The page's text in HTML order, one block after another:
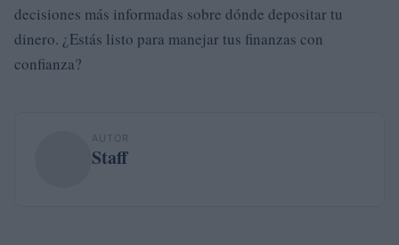
decisiones más informadas sobre dónde depositar tu
dinero. ¿Estás listo para manejar tus finanzas con
confianza?
AUTOR
Staff